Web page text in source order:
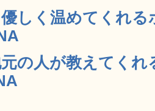
しく温めてくれ
の人が教えてく